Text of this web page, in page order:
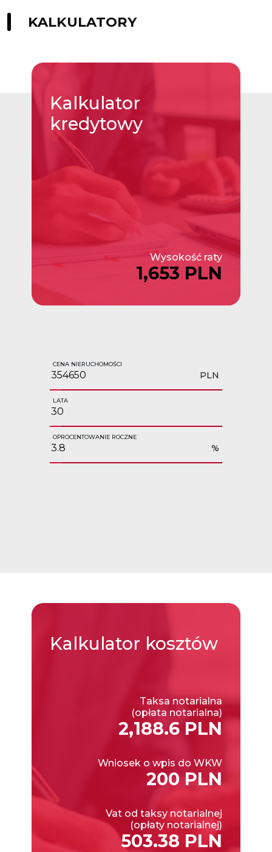
KALKULATORY
Kalkulator
kredytowy
Wysokość raty
1,653 PLN
CENA NIERUCHOMOŚCI
PLN
LATA
OPROCENTOWANIE ROCZNE
%
Kalkulator kosztów
Taksa notarialna
(opłata notarialna)
2,188.6 PLN
Wniosek o wpis do WKW
200 PLN
Vat od taksy notarialnej
(opłaty notarialnej)
503.38 PLN